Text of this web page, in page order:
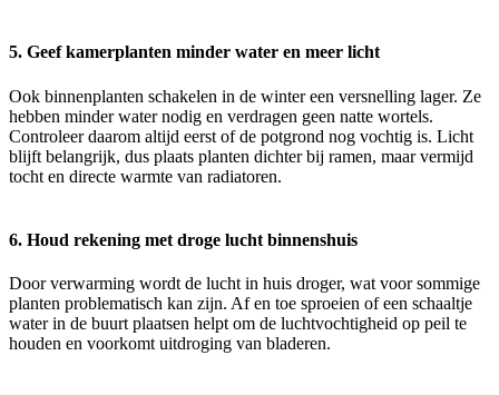
5. Geef kamerplanten minder water en meer licht
Ook binnenplanten schakelen in de winter een versnelling lager. Ze
hebben minder water nodig en verdragen geen natte wortels.
Controleer daarom altijd eerst of de potgrond nog vochtig is. Licht
blijft belangrijk, dus plaats planten dichter bij ramen, maar vermijd
tocht en directe warmte van radiatoren.
6. Houd rekening met droge lucht binnenshuis
Door verwarming wordt de lucht in huis droger, wat voor sommige
planten problematisch kan zijn. Af en toe sproeien of een schaaltje
water in de buurt plaatsen helpt om de luchtvochtigheid op peil te
houden en voorkomt uitdroging van bladeren.